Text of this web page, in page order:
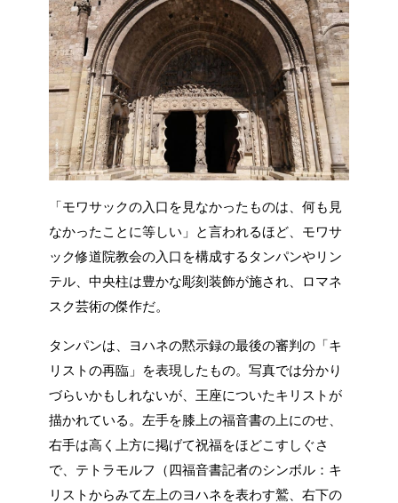
「モワサックの入口を見なかったものは、何も見
なかったことに等しい」と言われるほど、モワサ
ック修道院教会の入口を構成するタンパンやリン
テル、中央柱は豊かな彫刻装飾が施され、ロマネ
スク芸術の傑作だ。
タンパンは、ヨハネの黙示録の最後の審判の「キ
リストの再臨」を表現したもの。写真では分かり
づらいかもしれないが、王座についたキリストが
描かれている。左手を膝上の福音書の上にのせ、
右手は高く上方に掲げて祝福をほどこすしぐさ
で、テトラモルフ（四福音書記者のシンボル：キ
リストからみて左上のヨハネを表わす鷲、右下の